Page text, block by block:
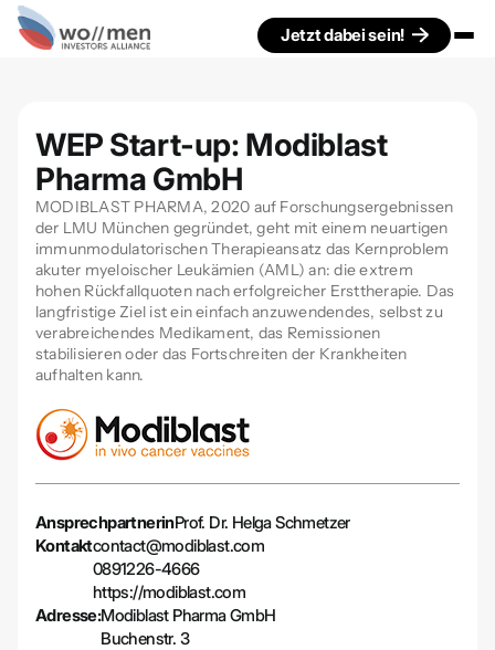
Jetzt dabei sein!
WEP Start-up: Modiblast
Pharma GmbH
MODIBLAST PHARMA, 2020 auf Forschungsergebnissen
der LMU München gegründet, geht mit einem neuartigen
immunmodulatorischen Therapieansatz das Kernproblem
akuter myeloischer Leukämien (AML) an: die extrem
hohen Rückfallquoten nach erfolgreicher Ersttherapie. Das
langfristige Ziel ist ein einfach anzuwendendes, selbst zu
verabreichendes Medikament, das Remissionen
stabilisieren oder das Fortschreiten der Krankheiten
aufhalten kann.
AnsprechpartnerinProf. Dr. Helga Schmetzer
Kontaktcontact@modiblast.com
0891226-4666
https://modiblast.com
Adresse:Modiblast Pharma GmbH
Buchenstr. 3